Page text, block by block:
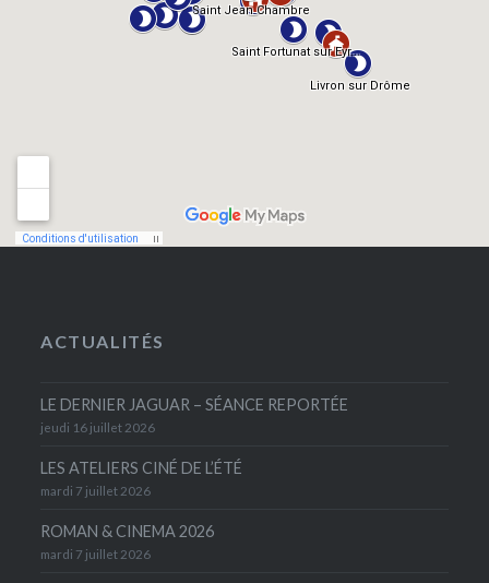
ACTUALITÉS
LE DERNIER JAGUAR – SÉANCE REPORTÉE
jeudi 16 juillet 2026
LES ATELIERS CINÉ DE L’ÉTÉ
mardi 7 juillet 2026
ROMAN & CINEMA 2026
mardi 7 juillet 2026